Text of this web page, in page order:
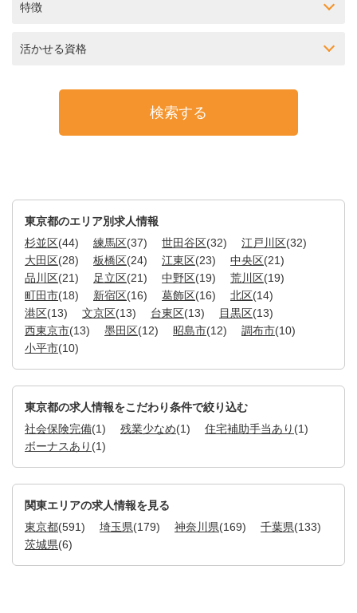
特徴
活かせる資格
東京都のエリア別求人情報
杉並区(44) 練馬区(37) 世田谷区(32) 江戸川区(32)
大田区(28) 板橋区(24) 江東区(23) 中央区(21)
品川区(21) 足立区(21) 中野区(19) 荒川区(19)
町田市(18) 新宿区(16) 葛飾区(16) 北区(14)
港区(13) 文京区(13) 台東区(13) 目黒区(13)
西東京市(13) 墨田区(12) 昭島市(12) 調布市(10)
小平市(10)
東京都の求人情報をこだわり条件で絞り込む
社会保険完備(1) 残業少なめ(1) 住宅補助手当あり (1)
ボーナスあり (1)
関東エリアの求人情報を見る
東京都(591) 埼玉県(179) 神奈川県(169) 千葉県(133)
茨城県(6)